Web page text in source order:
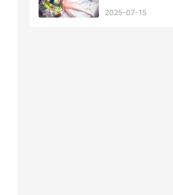
2025-07-15